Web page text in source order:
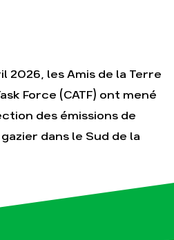
Nos
thématiques
2026, les Amis de la Terre
Force (CATF) ont mené
des émissions de
dans le Sud de la